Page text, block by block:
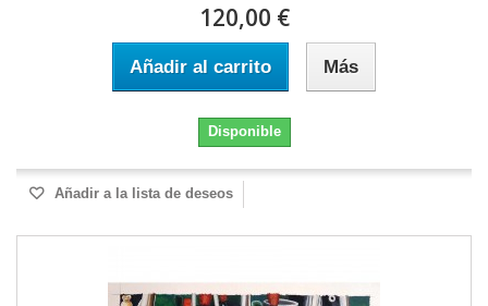
120,00 €
Añadir al carrito Más
Disponible
Añadir a la lista de deseos